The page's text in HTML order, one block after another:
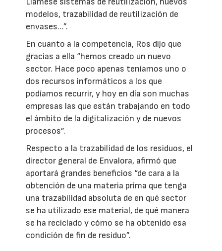
modelos, trazabilidad de reutilización de
envases…”.
En cuanto a la competencia, Ros dijo que
gracias a ella “hemos creado un nuevo
sector. Hace poco apenas teníamos uno o
dos recursos informáticos a los que
podíamos recurrir, y hoy en día son muchas
empresas las que están trabajando en todo
el ámbito de la digitalización y de nuevos
procesos”.
Respecto a la trazabilidad de los residuos, el
director general de Envalora, afirmó que
aportará grandes beneficios “de cara a la
obtención de una materia prima que tenga
una trazabilidad absoluta de en qué sector
se ha utilizado ese material, de qué manera
se ha reciclado y cómo se ha obtenido esa
condición de fin de residuo”.